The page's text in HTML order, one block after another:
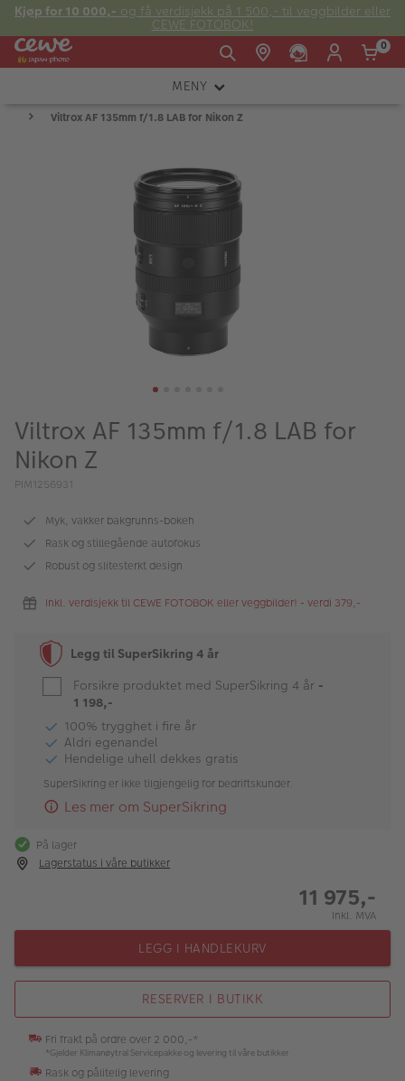
Kjøp for 10 000,- og få verdisjekk på 1 500,- til veggbilder eller
CEWE FOTOBOK!
Fre:
20:00
E-post:
kundeservice@japanphoto.no
0
MENY
KAMERA
Kampanjer
Merker
Lagersalg
Bildeprodukter
Inspirasjon
Butikkoversikt
Viltrox AF 135mm f/1.8 LAB for Nikon Z
Viltrox AF 135mm f/1.8 LAB for
Nikon Z
PIM1256931
Myk, vakker bakgrunns-bokeh
Rask og stillegående autofokus
Robust og slitesterkt design
Inkl. verdisjekk til CEWE FOTOBOK eller veggbilder! - verdi 379,-
Legg til SuperSikring 4 år
Forsikre produktet med SuperSikring 4 år -
1 198,-
100% trygghet i fire år
Aldri egenandel
Hendelige uhell dekkes gratis
SuperSikring er ikke tilgjengelig for bedriftskunder.
Les mer om SuperSikring
På lager
Lagerstatus i våre butikker
11 975,-
Inkl. MVA
LEGG I HANDLEKURV
RESERVER I BUTIKK
Fri frakt på ordre over 2 000,-*
*Gjelder Klimanøytral Servicepakke og levering til våre butikker
Rask og pålitelig levering